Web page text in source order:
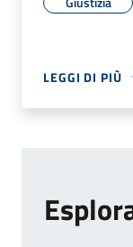
LEGGI DI PIÙ